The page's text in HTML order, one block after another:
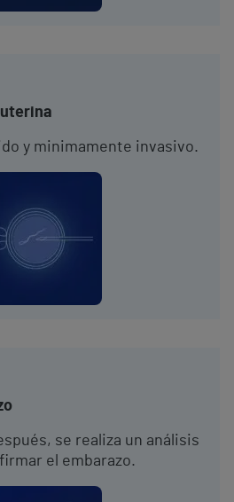
y minimamente invasivo.
se realiza un análisis
el embarazo.